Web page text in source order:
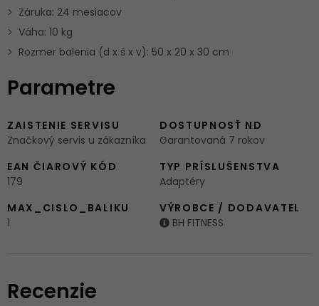
Záruka: 24 mesiacov
Váha: 10 kg
Rozmer balenia (d x š x v): 50 x 20 x 30 cm
Parametre
ZAISTENIE SERVISU
Značkový servis u zákazníka
DOSTUPNOSŤ ND
Garantovaná 7 rokov
EAN ČIAROVÝ KÓD
179
TYP PRÍSLUŠENSTVA
Adaptéry
MAX_CISLO_BALIKU
1
VÝROBCE / DODAVATEL
BH FITNESS
Recenzie